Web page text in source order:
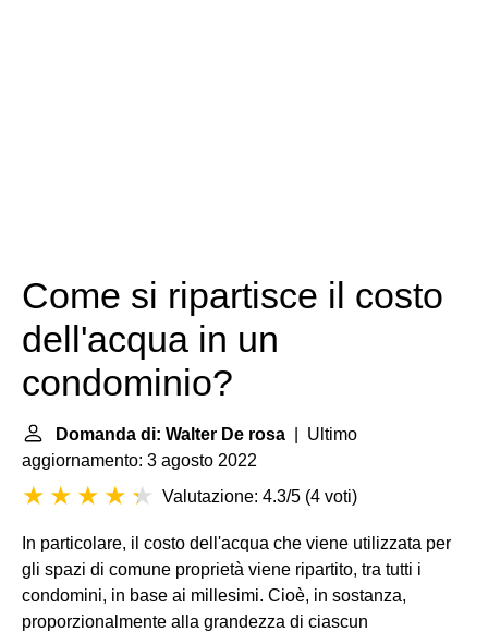
Come si ripartisce il costo
dell'acqua in un
condominio?
Domanda di: Walter De rosa | Ultimo
aggiornamento: 3 agosto 2022
Valutazione: 4.3/5 (4 voti)
In particolare, il costo dell'acqua che viene utilizzata per
gli spazi di comune proprietà viene ripartito, tra tutti i
condomini, in base ai millesimi. Cioè, in sostanza,
proporzionalmente alla grandezza di ciascun